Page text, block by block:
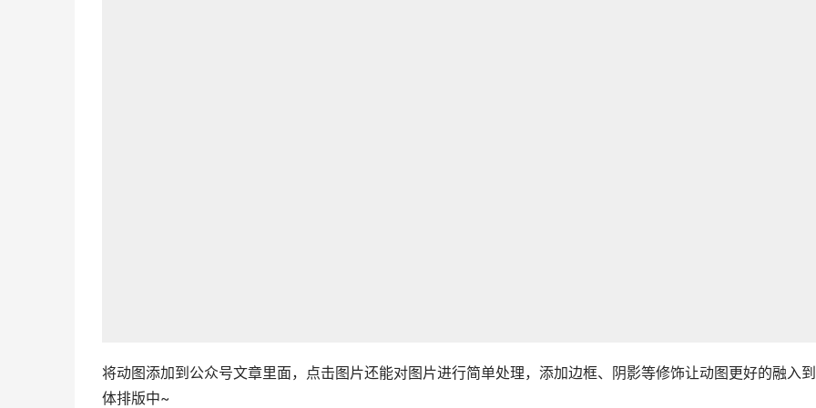
将动图添加到公众号文章里面，点击图片还能对图片进行简单处理，添加边框、阴影等修饰让动图更好的融入
体排版中~